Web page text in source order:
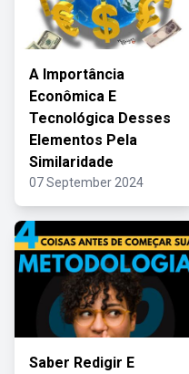
A Importância
Econômica E
Tecnológica Desses
Elementos Pela
Similaridade
07 September 2024
Saber Redigir E